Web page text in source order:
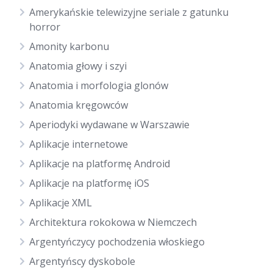
Amerykańskie telewizyjne seriale z gatunku
horror
Amonity karbonu
Anatomia głowy i szyi
Anatomia i morfologia glonów
Anatomia kręgowców
Aperiodyki wydawane w Warszawie
Aplikacje internetowe
Aplikacje na platformę Android
Aplikacje na platformę iOS
Aplikacje XML
Architektura rokokowa w Niemczech
Argentyńczycy pochodzenia włoskiego
Argentyńscy dyskobole